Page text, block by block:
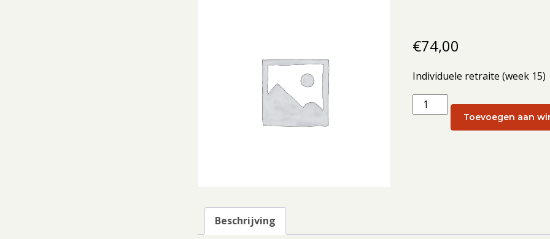
€74,00
Individuele retraite (week 15)
Individuele
retraite
Toevoegen aan
Beschrijving